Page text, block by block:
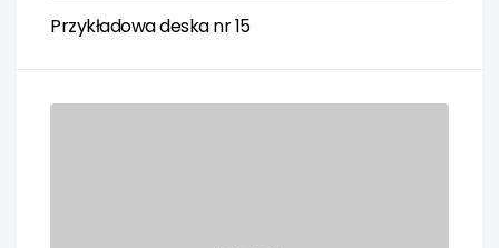
Przykładowa deska nr 15